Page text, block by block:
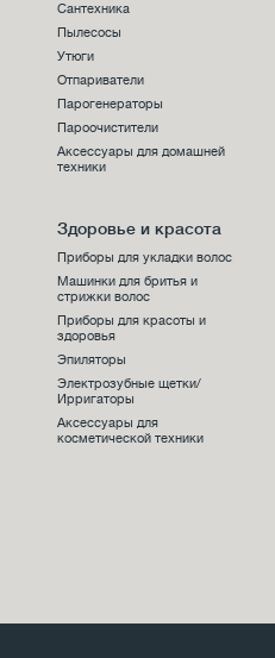
Сантехника
Пылесосы
Утюги
Отпариватели
Парогенераторы
Пароочистители
Аксессуары для домашней
техники
Здоровье и красота
Приборы для укладки волос
Машинки для бритья и
стрижки волос
Приборы для красоты и
здоровья
Эпиляторы
Электрозубные щетки/
Ирригаторы
Аксессуары для
косметической техники